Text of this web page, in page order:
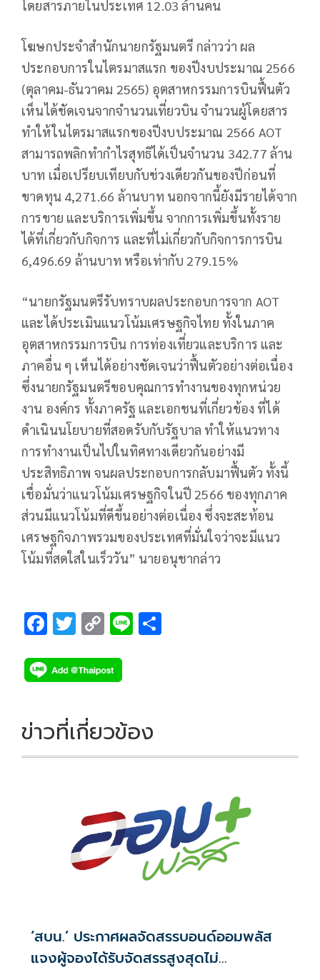
โดยสารภายในประเทศ 12.03 ล้านคน
โฆษกประจำสำนักนายกรัฐมนตรี กล่าวว่า ผล
ประกอบการในไตรมาสแรก ของปีงบประมาณ 2566
(ตุลาคม-ธันวาคม 2565) อุตสาหกรรมการบินฟื้นตัว
เห็นได้ชัดเจนจากจำนวนเที่ยวบิน จำนวนผู้โดยสาร
ทำให้ในไตรมาสแรกของปีงบประมาณ 2566 AOT
สามารถพลิกทำกำไรสุทธิได้เป็นจำนวน 342.77 ล้าน
บาท เมื่อเปรียบเทียบกับช่วงเดียวกันของปีก่อนที่
ขาดทุน 4,271.66 ล้านบาท นอกจากนี้ยังมีรายได้จาก
การขาย และบริการเพิ่มขึ้น จากการเพิ่มขึ้นทั้งราย
ได้ที่เกี่ยวกับกิจการ และที่ไม่เกี่ยวกับกิจการการบิน
6,496.69 ล้านบาท หรือเท่ากับ 279.15%
“นายกรัฐมนตรีรับทราบผลประกอบการจาก AOT
และได้ประเมินแนวโน้มเศรษฐกิจไทย ทั้งในภาค
อุตสาหกรรมการบิน การท่องเที่ยวและบริการ และ
ภาคอื่น ๆ เห็นได้อย่างชัดเจนว่าฟื้นตัวอย่างต่อเนื่อง
ซึ่งนายกรัฐมนตรีขอบคุณการทำงานของทุกหน่วย
งาน องค์กร ทั้งภาครัฐ และเอกชนที่เกี่ยวข้อง ที่ได้
ดำเนินนโยบายที่สอดรับกับรัฐบาล ทำให้แนวทาง
การทำงานเป็นไปในทิศทางเดียวกันอย่างมี
ประสิทธิภาพ จนผลประกอบการกลับมาฟื้นตัว ทั้งนี้
เชื่อมั่นว่าแนวโน้มเศรษฐกิจในปี 2566 ของทุกภาค
ส่วนมีแนวโน้มที่ดีขึ้นอย่างต่อเนื่อง ซึ่งจะสะท้อน
เศรษฐกิจภาพรวมของประเทศที่มั่นใจว่าจะมีแนว
โน้มที่สดใสในเร็ววัน” นายอนุชากล่าว
F
e
b
o
k
T
tt
er
C
p
y
Li
n
k
Li
ข่าวที่เกี่ยวข้อง
‘สบน.’ ประกาศผลจัดสรรบอนด์ออมพลัส
แจงผู้จองได้รับจัดสรรสูงสุดไม่